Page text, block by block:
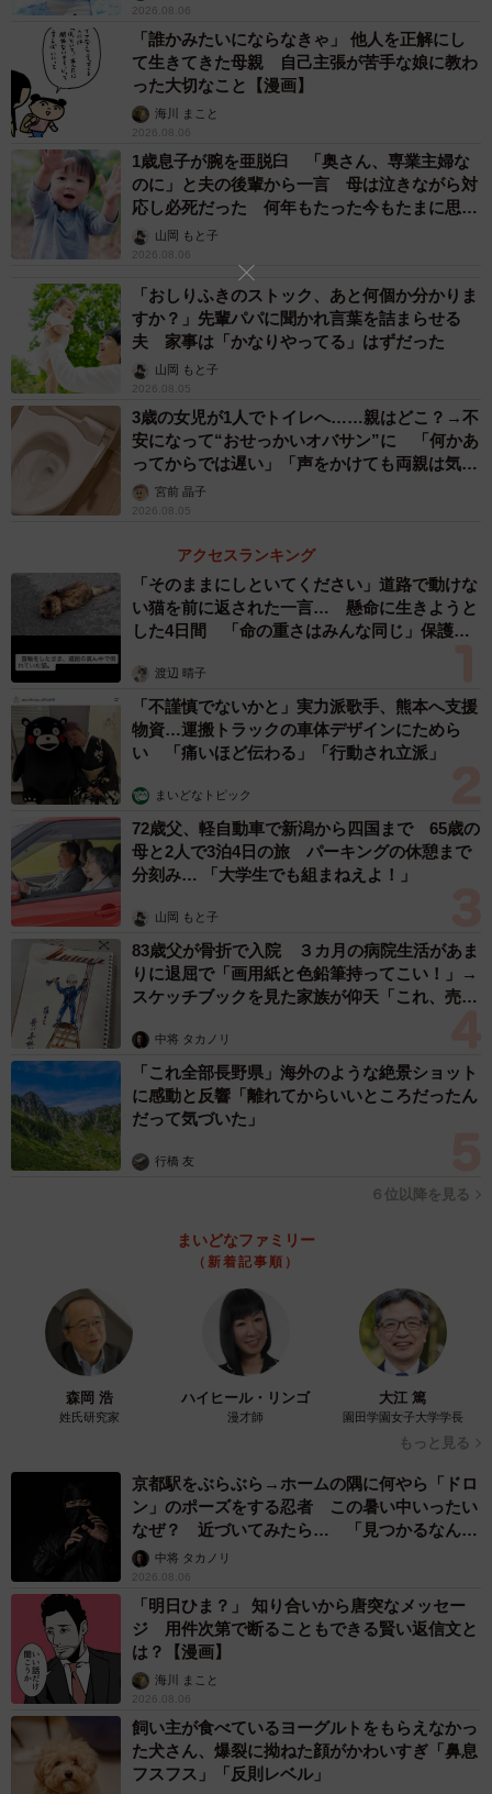
3/4
彩りやバランスが難しかったそう／m.tさん（@mpapa8787__90）提供
完成したお弁当を持たせて送り出す際、娘さんは中身が気
になって仕方がない様子だったそう。
「何が入っているのか、中身をすごく気にしていましたね
（笑）。食べるまで開けないように、と言って送り出しま
した」
4/4
食べる時に開けるように伝えて送り出した／m.tさん
（@mpapa8787__90）提供
「『友達にハートの卵焼きをあげたー！』と喜んでいまし
た。おにぎりの量が若干多かったみたいですが、完食して
きてくれて、とてもうれしかったです！」
今回の投稿では、予想以上の反響にm.tさん自身も驚いたそ
「優しい方ばかりで、すごく勇気をもらえました。シング
ルで子育てされている皆さん、お互い子どもの笑顔を見る
ために頑張りましょう！」
2026.08.06
「誰かみたいにならなきゃ」 他人を正解にし
て生きてきた母親 自己主張が苦手な娘に教わ
った大切なこと【漫画】
海川 まこと
2026.08.06
1歳息子が腕を亜脱臼 「奥さん、専業主婦な
のに」と夫の後輩から一言 母は泣きながら対
応し必死だった 何年もたった今もたまに思い
出し…山岡 もと子
2026.08.06
「おしりふきのストック、あと何個か分かりま
すか？」先輩パパに聞かれ言葉を詰まらせる
夫 家事は「かなりやってる」はずだった
山岡 もと子
2026.08.05
3歳の女児が1人でトイレへ……親はどこ？→不
安になって“おせっかいオバサン”に 「何かあ
ってからでは遅い」「声をかけても両親は気づ
かぬまま」
宮前 晶子
2026.08.05
アクセスランキング
「そのままにしといてください」道路で動けな
い猫を前に返された一言… 懸命に生きようと
した4日間 「命の重さはみんな同じ」保護団
渡辺 晴子
「不謹慎でないかと」実力派歌手、熊本へ支援
物資…運搬トラックの車体デザインにためら
い 「痛いほど伝わる」「行動され立派」
まいどなトピック
72歳父、軽自動車で新潟から四国まで 65歳の
母と2人で3泊4日の旅 パーキングの休憩まで
分刻み… 「大学生でも組まねえよ！」
山岡 もと子
83歳父が骨折で入院 ３カ月の病院生活があま
りに退屈で「画用紙と色鉛筆持ってこい！」→
スケッチブックを見た家族が仰天「これ、売れ
中将 タカノリ
「これ全部長野県」海外のような絶景ショット
に感動と反響「離れてからいいところだったん
だって気づいた」
行橋 友
６位以降を見る
まいどなファミリー
（新着記事順）
森岡 浩
姓氏研究家
ハイヒール・リンゴ
漫才師
大江 篤
園田学園女子大学学長
もっと見る
京都駅をぶらぶら→ホームの隅に何やら「ドロ
ン」のポーズをする忍者 この暑い中いったい
なぜ？ 近づいてみたら… 「見つかるなんて
未熟」中将 タカノリ
2026.08.06
「明日ひま？」 知り合いから唐突なメッセー
ジ 用件次第で断ることもできる賢い返信文と
は？【漫画】
海川 まこと
2026.08.06
飼い主が食べているヨーグルトをもらえなかっ
た犬さん、爆裂に拗ねた顔がかわいすぎ「鼻息
フスフス」「反則レベル」